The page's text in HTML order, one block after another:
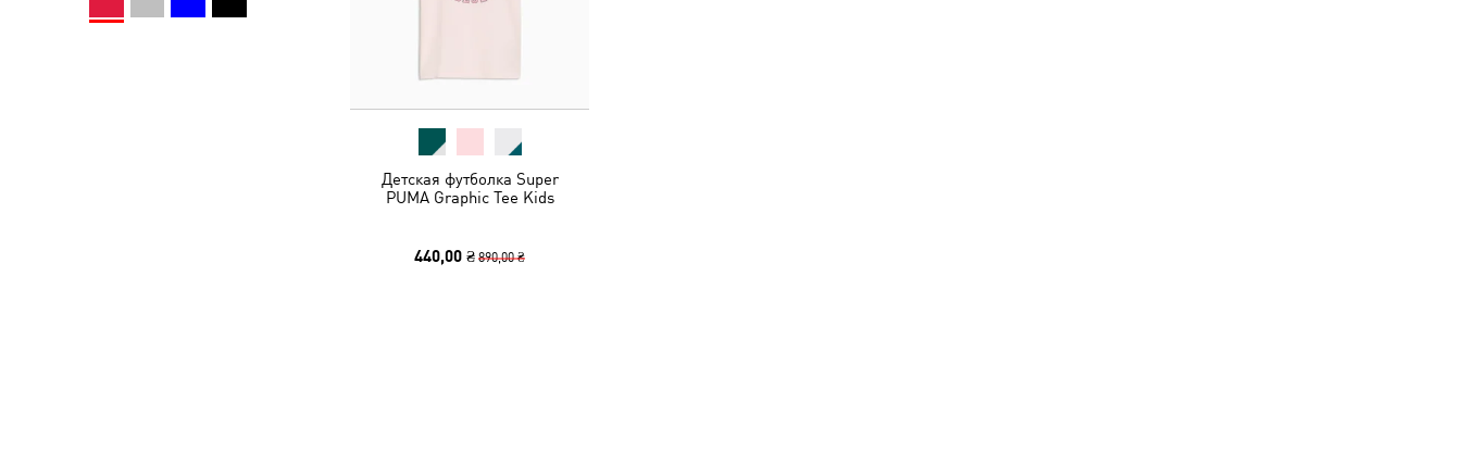
Детская футболка Super
PUMA Graphic Tee Kids
440,00 ₴890,00 ₴